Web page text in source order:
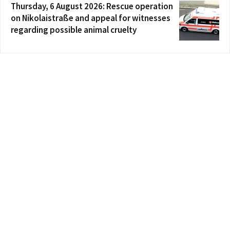
Thursday, 6 August 2026: Rescue operation
on Nikolaistraße and appeal for witnesses
regarding possible animal cruelty